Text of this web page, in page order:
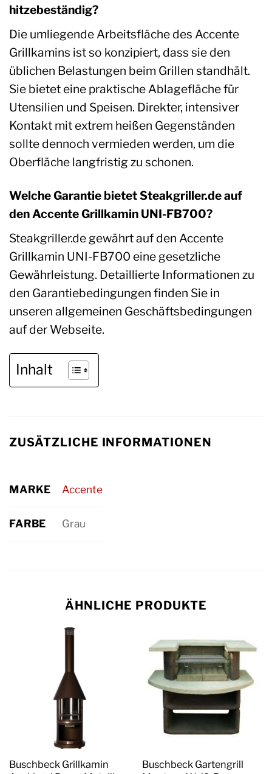
hitzebeständig?
Die umliegende Arbeitsfläche des Accente
Grillkamins ist so konzipiert, dass sie den
üblichen Belastungen beim Grillen standhält.
Sie bietet eine praktische Ablagefläche für
Utensilien und Speisen. Direkter, intensiver
Kontakt mit extrem heißen Gegenständen
sollte dennoch vermieden werden, um die
Oberfläche langfristig zu schonen.
Welche Garantie bietet Steakgriller.de auf
den Accente Grillkamin UNI-FB700?
Steakgriller.de gewährt auf den Accente
Grillkamin UNI-FB700 eine gesetzliche
Gewährleistung. Detaillierte Informationen zu
den Garantiebedingungen finden Sie in
unseren allgemeinen Geschäftsbedingungen
auf der Webseite.
Inhalt
ZUSÄTZLICHE INFORMATIONEN
MARKE Accente
FARBE Grau
ÄHNLICHE PRODUKTE
Buschbeck Grillkamin
Buschbeck Gartengrill